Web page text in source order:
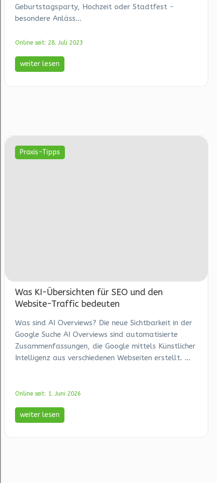
Geburtstagsparty, Hochzeit oder Stadtfest -
besondere Anläss...
Online seit: 28. Juli 2023
weiter lesen
Praxis-Tipps
Was KI-Übersichten für SEO und den
Website-Traffic bedeuten
Was sind AI Overviews? Die neue Sichtbarkeit in der
Google Suche AI Overviews sind automatisierte
Zusammenfassungen, die Google mittels Künstlicher
Intelligenz aus verschiedenen Webseiten erstellt. ...
Online seit: 1. Juni 2026
weiter lesen